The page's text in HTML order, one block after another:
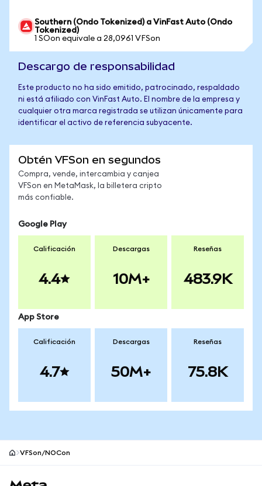
Southern (Ondo Tokenized) a VinFast Auto (Ondo
Tokenized)
1 SOon equivale a 28,0961 VFSon
Descargo de responsabilidad
Este producto no ha sido emitido, patrocinado, respaldado
ni está afiliado con VinFast Auto. El nombre de la empresa y
cualquier otra marca registrada se utilizan únicamente para
identificar el activo de referencia subyacente.
Obtén VFSon en segundos
Compra, vende, intercambia y canjea
VFSon en MetaMask, la billetera cripto
más confiable.
Google Play
Calificación
4.4
Descargas
10M+
Reseñas
483.9K
App Store
Calificación
4.7
Descargas
50M+
Reseñas
75.8K
VFSon/NOCon